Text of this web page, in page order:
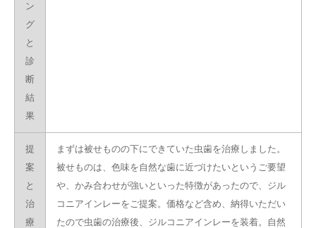
ン
グ
と
診
断
結
果
提
案
と
治
療
まずは被せものの下にできていた虫歯を治療しました。
被せものは、色味を自然な歯に近づけたいというご要望
や、かみ合わせが強いといった特徴があったので、ジル
コニアインレーをご提案。価格など含め、納得いただい
たので虫歯の治療後、ジルコニアインレーを装着。自然